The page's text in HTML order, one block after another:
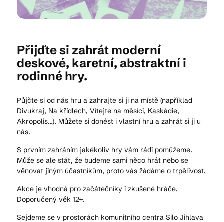
CS EN DE
Přijďte si zahrát moderní
deskové, karetní, abstraktní i
rodinné hry.
Půjčte si od nás hru a zahrajte si ji na místě (například
Divukraj, Na křídlech, Vítejte na měsíci, Kaskádie,
Akropolis…). Můžete si donést i vlastní hru a zahrát si ji u
nás.
S prvním zahráním jakékoliv hry vám rádi pomůžeme.
Může se ale stát, že budeme sami něco hrát nebo se
věnovat jiným účastníkům, proto vás žádáme o trpělivost.
Akce je vhodná pro začátečníky i zkušené hráče.
Doporučený věk 12+.
Sejdeme se v prostorách komunitního centra Silo Jihlava